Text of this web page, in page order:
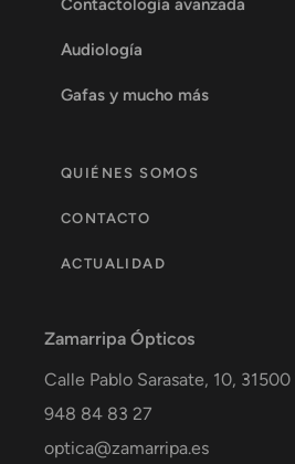
Contactología avanzada
Audiología
Gafas y mucho más
QUIÉNES SOMOS
CONTACTO
ACTUALIDAD
Zamarripa Ópticos
Calle Pablo Sarasate, 10, 31500
948 84 83 27
optica@zamarripa.es